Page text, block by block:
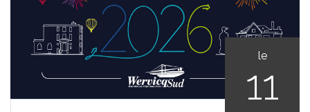
le
11